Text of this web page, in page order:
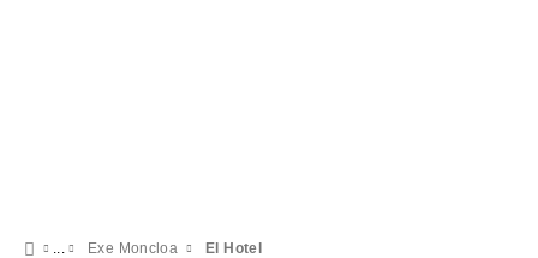
Exe Moncloa El Hotel